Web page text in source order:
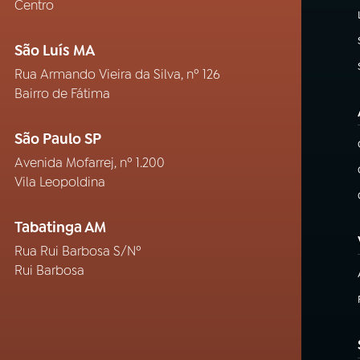
Centro
São Luís MA
Rua Armando Vieira da Silva, nº 126
Bairro de Fátima
São Paulo SP
Avenida Mofarrej, nº 1.200
Vila Leopoldina
Tabatinga AM
Rua Rui Barbosa S/Nº
Rui Barbosa